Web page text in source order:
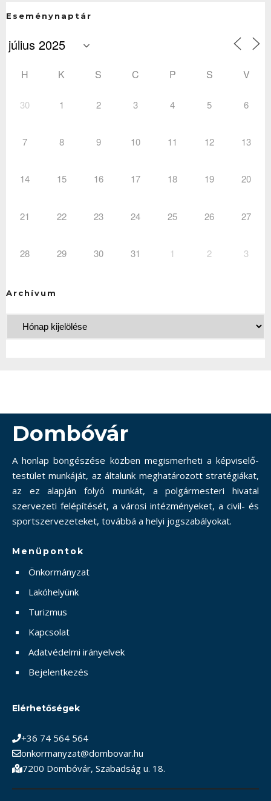
Eseménynaptár
H K S C P S V
30 1 2 3 4 5 6
7 8 9 10 11 12 13
14 15 16 17 18 19 20
21 22 23 24 25 26 27
28 29 30 31 1 2 3
Archívum
Dombóvár
A honlap böngészése közben megismerheti a képviselő-
testület munkáját, az általunk meghatározott stratégiákat,
az ez alapján folyó munkát, a polgármesteri hivatal
szervezeti felépítését, a városi intézményeket, a civil- és
sportszervezeteket, továbbá a helyi jogszabályokat.
Menüpontok
Önkormányzat
Lakóhelyünk
Turizmus
Kapcsolat
Adatvédelmi irányelvek
Bejelentkezés
Elérhetőségek
+36 74 564 564
onkormanyzat@dombovar.hu
7200 Dombóvár, Szabadság u. 18.